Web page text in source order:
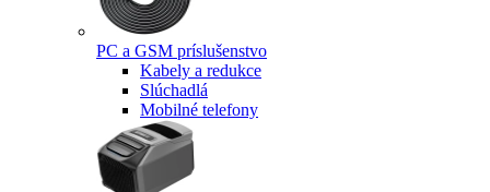
PC a GSM príslušenstvo
Kabely a redukce
Slúchadlá
Mobilné telefony